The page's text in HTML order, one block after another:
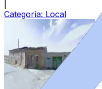
Categoría: Local